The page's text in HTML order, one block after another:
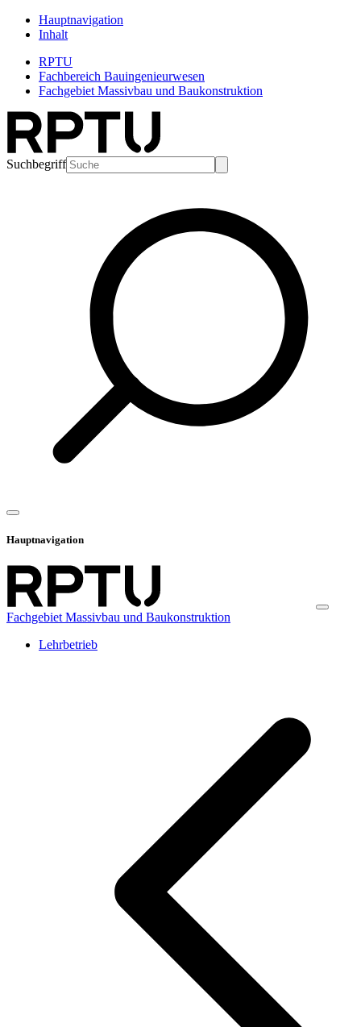
Hauptnavigation
Inhalt
RPTU
Fachbereich Bauingenieurwesen
Fachgebiet Massivbau und Baukonstruktion
Suchbegriff
Hauptnavigation
Fachgebiet Massivbau und Baukonstruktion
Lehrbetrieb